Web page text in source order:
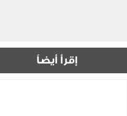
إقرأ أيضاً